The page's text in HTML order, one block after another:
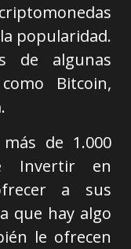
popularidad.
de algunas
Bitcoin,
de 1.000
Invertir en
a sus
que hay algo
le ofrecen